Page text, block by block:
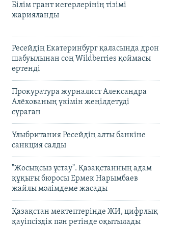
Білім грант иегерлерінің тізімі
жарияланды
Ресейдің Екатеринбург қаласында дрон
шабуылынан соң Wildberries қоймасы
өртенді
Прокуратура журналист Александра
Алёхованың үкімін жеңілдетуді
сұраған
Ұлыбритания Ресейдің алты банкіне
санкция салды
"Жосықсыз ұстау". Қазақстанның адам
құқығы бюросы Ермек Нарымбаев
жайлы мәлімдеме жасады
Қазақстан мектептерінде ЖИ, цифрлық
қауіпсіздік пән ретінде оқытылады